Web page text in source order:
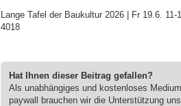
Lange Tafel der Baukultur 2026 | Fr 19.6.
4018
Hat Ihnen dieser Beitrag gefallen?
Als unabhängiges und kostenloses
paywall brauchen wir die Unterstützung